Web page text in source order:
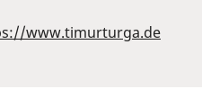
www.timurturga.de